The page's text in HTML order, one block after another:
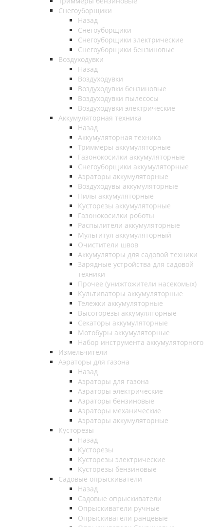
Снегоуборщики
Назад
Снегоуборщики
Снегоуборщики электрические
Снегоуборщики бензиновые
Воздуходувки
Назад
Воздуходувки
Воздуходувки бензиновые
Воздуходувки пылесосы
Воздуходувки электрические
Аккумуляторная техника
Назад
Аккумуляторная техника
Триммеры аккумуляторные
Газонокосилки аккумуляторные
Снегоуборщики аккумуляторные
Аэраторы аккумуляторные
Воздуходувы аккумуляторные
Пилы аккумуляторные
Кусторезы аккумуляторные
Газонокосилки роботы
Распылители аккумуляторные
Мультитул аккумуляторный
Очистители швов
Аккумуляторы для садовой техники
Зарядные устройства для садовой
техники
Прочее (унижтожители насекомых)
Культиваторы аккумуляторные
Тележки аккумуляторные
Высоторезы аккумуляторные
Секаторы аккумуляторные
Мотобуры аккумуляторные
Набор инструмента аккумуляторного
Измельчители
Аэраторы для газона
Назад
Аэраторы для газона
Аэраторы электрические
Аэраторы бензиновые
Аэраторы механические
Аэраторы аккумуляторные
Кусторезы
Назад
Кусторезы
Кусторезы электрические
Кусторезы бензиновые
Садовые опрыскиватели
Назад
Садовые опрыскиватели
Опрыскиватели ручные
Опрыскиватели ранцевые